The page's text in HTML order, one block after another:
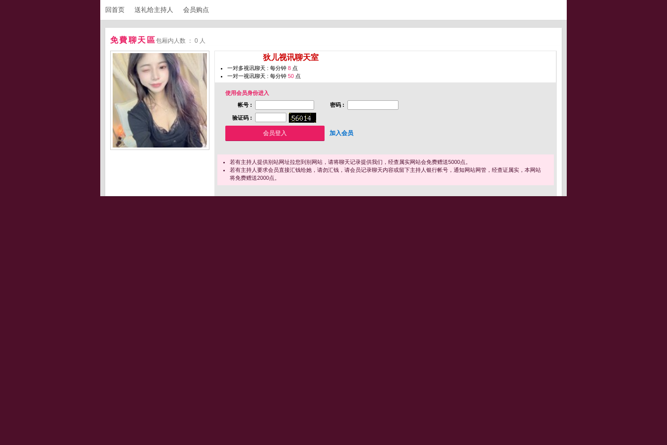
回首页 送礼给主持人 会员购点
免費聊天區包厢内人数 ： 0 人
狄儿视讯聊天室
一对多视讯聊天 : 每分钟 8 点
一对一视讯聊天 : 每分钟 50 点
使用会员身份进入
帐号 :
密码 :
验证码 :
加入会员
若有主持人提供别站网址拉您到别网站，请将聊天记录提供我们，经查属实网站会免费赠送5000点。
若有主持人要求会员直接汇钱给她，请勿汇钱，请会员记录聊天内容或留下主持人银行帐号，通知网站网管，经查证属实，本网站
将免费赠送2000点。